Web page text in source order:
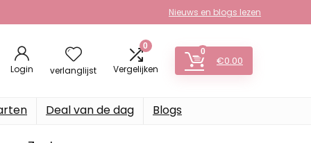
Nieuws en blogs lezen
Login verlanglijst
0
Vergelijken
0
€0.00
Deal van de dag Blogs